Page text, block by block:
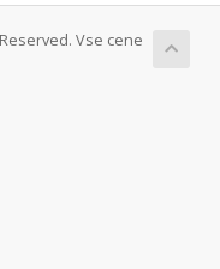
Vse cene